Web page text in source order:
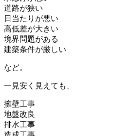
道路が狭い
日当たりが悪い
高低差が大きい
境界問題がある
建築条件が厳しい
など。
一見安く見えても、
擁壁工事
地盤改良
排水工事